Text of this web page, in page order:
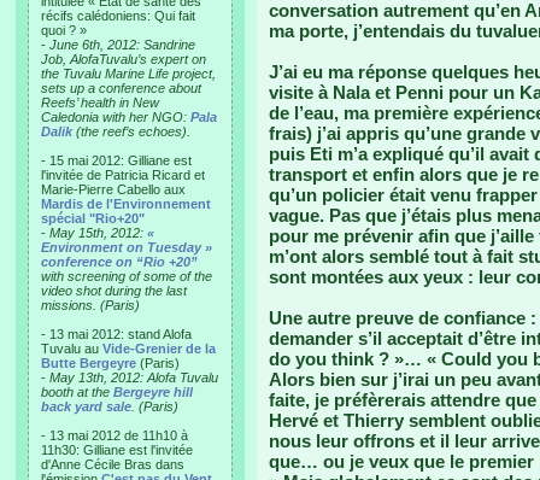
récifs calédoniens: Qui fait
quoi ? »
- June 6th, 2012: Sandrine
Job, AlofaTuvalu’s expert on
the Tuvalu Marine Life project,
sets up a conference about
Reefs’ health in New
Caledonia with her NGO: Pala
Dalik (the reef’s echoes).
- 15 mai 2012: Gilliane est
l'invitée de Patricia Ricard et
Marie-Pierre Cabello aux
Mardis de l'Environnement
spécial "Rio+20"
- May 15th, 2012: «
Environment on Tuesday »
conference on “Rio +20”
with screening of some of the
video shot during the last
missions. (Paris)
- 13 mai 2012: stand Alofa
Tuvalu au Vide-Grenier de la
Butte Bergeyre (Paris)
- May 13th, 2012: Alofa Tuvalu
booth at the Bergeyre hill
back yard sale . (Paris)
- 13 mai 2012 de 11h10 à
11h30: Gilliane est l'invitée
d'Anne Cécile Bras dans
conversation autrement qu’en
ma porte, j’entendais du
J’ai eu ma réponse quelques
visite à Nala et Penni pour un
de l’eau, ma première
frais) j’ai appris qu’une grande
puis Eti m’a expliqué qu’il
transport et enfin alors que je
qu’un policier était venu
vague. Pas que j’étais plus
pour me prévenir afin que
m’ont alors semblé tout à fait
sont montées aux yeux : leur
Une autre preuve de confiance
demander s’il acceptait d’être
do you think ? »… « Could you
Alors bien sur j’irai un peu
faite, je préfèrerais attendre
Hervé et Thierry semblent
nous leur offrons et il leur
que… ou je veux que le